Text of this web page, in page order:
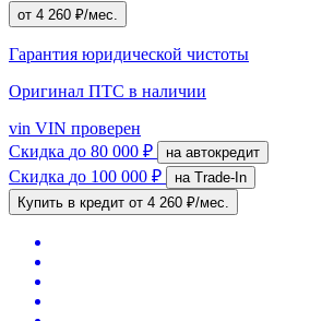
от 4 260 ₽/мес.
Гарантия юридической чистоты
Оригинал ПТС в наличии
vin VIN проверен
Скидка до 80 000 ₽ на автокредит
Скидка до 100 000 ₽
на Trade-In
Купить в кредит от 4 260 ₽/мес.